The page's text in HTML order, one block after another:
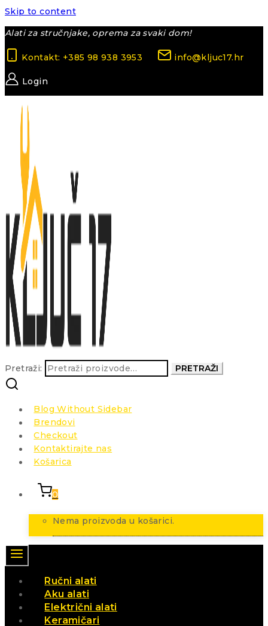
Skip to content
Alati za stručnjake, oprema za svaki dom!
Kontakt: +385 98 938 3953 info@kljuc17.hr
Login
Pretraži: PRETRAŽI
Blog Without Sidebar
Brendovi
Checkout
Kontaktirajte nas
Košarica
0
Nema proizvoda u košarici.
Ručni alati
Aku alati
Električni alati
Keramičari